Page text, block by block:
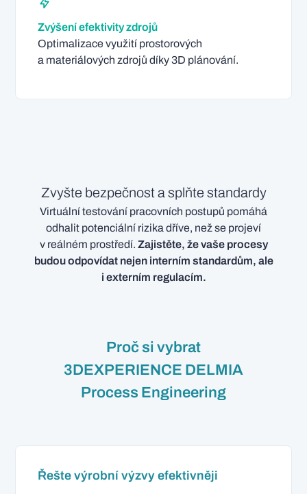
Zvýšení efektivity zdrojů
Optimalizace využití prostorových
a materiálových zdrojů díky 3D plánování.
Zvyšte bezpečnost a splňte standardy
Virtuální testování pracovních postupů pomáhá
odhalit potenciální rizika dříve, než se projeví
v reálném prostředí. Zajistěte, že vaše procesy
budou odpovídat nejen interním standardům, ale
i externím regulacím.
Proč si vybrat
3DEXPERIENCE DELMIA
Process Engineering
Řešte výrobní výzvy efektivněji